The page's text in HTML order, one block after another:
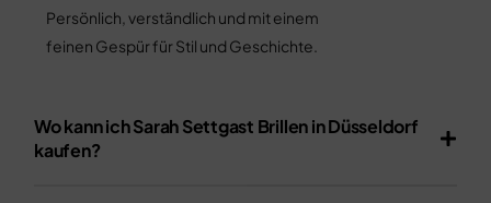
Persönlich, verständlich und mit einem
feinen Gespür für Stil und Geschichte.
Wo kann ich Sarah Settgast Brillen in Düsseldorf
kaufen?